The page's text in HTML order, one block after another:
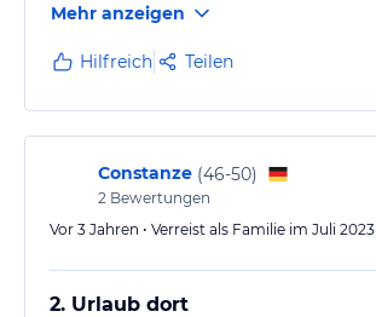
Mehr anzeigen
Hilfreich Teilen
Constanze (46-50)
2 Bewertungen
Vor 3 Jahren • Verreist als Familie im Juli 2023
2. Urlaub dort